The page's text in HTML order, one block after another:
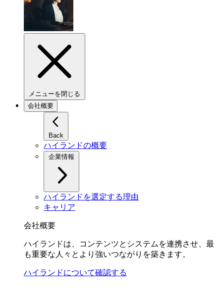
メニューを閉じる
会社概要
Back
ハイランドの概要
企業情報
ハイランドを選定する理由
キャリア
会社概要
ハイランドは、コンテンツとシステムを連携させ、最
も重要な人々とより強いつながりを築きます。
ハイランドについて確認する